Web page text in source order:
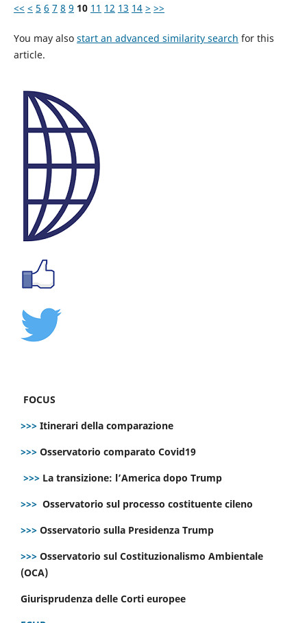
<< < 5 6 7 8 9 10 11 12 13 14 > >>
You may also start an advanced similarity search for this
article.
FOCUS
>>> Itinerari della comparazione
>>> Osservatorio comparato Covid19
>>> La transizione: l’America dopo Trump
>>> Osservatorio sul processo costituente cileno
>>> Osservatorio sulla Presidenza Trump
>>> Osservatorio sul Costituzionalismo Ambientale
(OCA)
Giurisprudenza delle Corti europee